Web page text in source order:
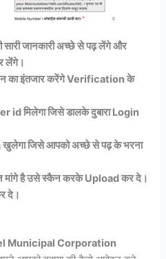
जानकारी अच्छे से पढ़ लेंगे और
लेंगे।
का इंतजार करेंगे Verification के
मिलेगा जिसे डालके दुबारा Login
जिसे आपको अच्छे से पढ़ के भरना
मांगे है उसे स्कैन करके Upload कर दे।
दे।
Municipal Corporation